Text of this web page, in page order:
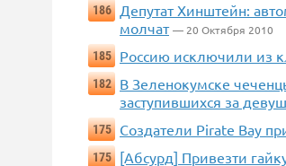
186
Депутат Хинштейн:
молчат — 20 Октября 2010
185
Россию исключили из
182
В Зеленокумске
заступившихся за
175
Создатели Pirate Bay
175
[Абсурд] Привезти